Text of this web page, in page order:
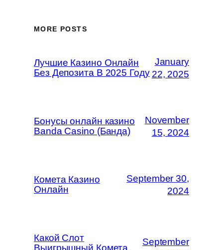
MORE POSTS
Лучшие Казино Онлайн
Без Депозита В 2025 Году
January
22, 2025
Бонусы онлайн казино
Banda Casino (Банда)
November
15, 2024
Комета Казино
Онлайн
September 30,
2024
Какой Слот
Выигрышный Комета
September